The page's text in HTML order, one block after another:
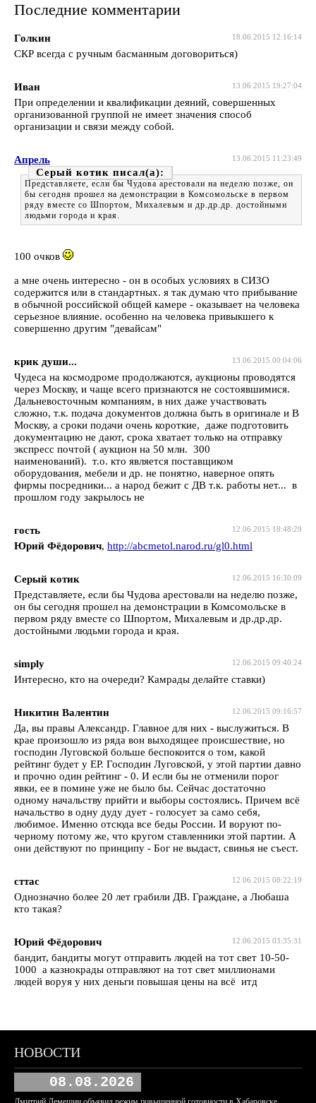
Последние комментарии
18.06.2015 12:16:14
Голкин
СКР всегда с ручным басманным договориться)
13.06.2015 19:27:04
Иван
При определении и квалификации деяний, совершенных
организованной группой не имеет значения способ
организации и связи между собой.
13.06.2015 11:23:49
Апрель
Серый котик
Представляете, если бы Чудова арестовали на неделю позже, он
бы сегодня прошел на демонстрации в Комсомольске в первом
ряду вместе со Шпортом, Михалевым и др.др.др. достойными
людьми города и края.
100 очков
а мне очень интересно - он в особых условиях в СИЗО
содержится или в стандартных. я так думаю что прибывание
в обычной российской общей камере - оказывает на человека
серьезное влияние. особенно на человека привыкшего к
совершенно другим "девайсам"
13.06.2015 00:04:06
крик души...
Чудеса на космодроме продолжаются, аукционы проводятся
через Москву, и чаще всего признаются не состоявшимися.
Дальневосточным компаниям, в них даже участвовать
сложно, т.к. подача документов должна быть в оригинале и В
Москву, а сроки подачи очень короткие, даже подготовить
документацию не дают, срока хватает только на отправку
экспресс почтой ( аукцион на 50 млн. 300
наименований). т.о. кто является поставщиком
оборудования, мебели и др. не понятно, наверное опять
фирмы посредники... а народ бежит с ДВ т.к. работы нет... в
прошлом году закрылось не
12.06.2015 18:48:29
гость
Юрий Фёдорович, http://abcmetol.narod.ru/gl0.html
12.06.2015 16:30:09
Серый котик
Представляете, если бы Чудова арестовали на неделю позже,
он бы сегодня прошел на демонстрации в Комсомольске в
первом ряду вместе со Шпортом, Михалевым и др.др.др.
достойными людьми города и края.
12.06.2015 09:40:24
simply
Интересно, кто на очереди? Камрады делайте ставки)
12.06.2015 09:16:57
Никитин Валентин
Да, вы правы Александр. Главное для них - выслужиться. В
крае произошло из ряда вон выходящее происшествие, но
господин Луговской больше беспокоится о том, какой
рейтинг будет у ЕР. Господин Луговской, у этой партии давно
и прочно один рейтинг - 0. И если бы не отменили порог
явки, ее в помине уже не было бы. Сейчас достаточно
одному начальству прийти и выборы состоялись. Причем всё
начальство в одну дуду дует - голосует за само себя,
любимое. Именно отсюда все беды России. И воруют по-
черному потому же, что кругом ставленники этой партии. А
они действуют по принципу - Бог не выдаст, свинья не съест.
12.06.2015 08:22:19
сттас
Однозначно более 20 лет грабили ДВ. Граждане, а Любаша
кто такая?
12.06.2015 03:35:31
Юрий Фёдорович
бандит, бандиты могут отправить людей на тот свет 10-50-
1000 а казнокрады отправляют на тот свет миллионами
людей воруя у них деньги повышая цены на всё итд
НОВОСТИ
08.08.2026